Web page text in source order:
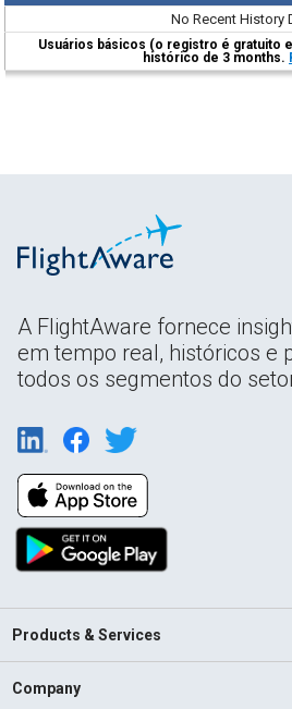
No Recent History
Usuários básicos (o registro é gratuito
histórico de 3 months.
A FlightAware fornece
em tempo real, históricos e
todos os segmentos do
Products & Services
Company